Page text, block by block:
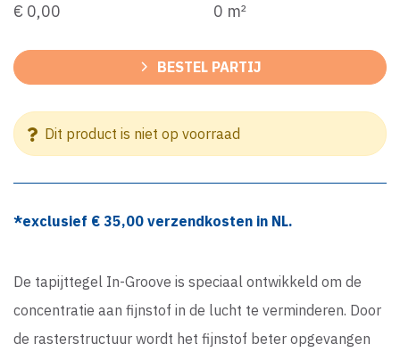
€ 0,00
0 m²
BESTEL PARTIJ
Dit product is niet op voorraad
*exclusief € 35,00 verzendkosten in NL.
De tapijttegel In-Groove is speciaal ontwikkeld om de
concentratie aan fijnstof in de lucht te verminderen. Door
de rasterstructuur wordt het fijnstof beter opgevangen